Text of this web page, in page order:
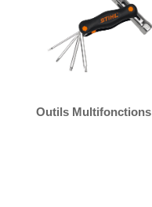
Outils Multifonctions